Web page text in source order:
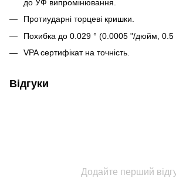
до УФ випромінювання.
Протиударні торцеві кришки.
Похибка до 0.029 ° (0.0005 "/дюйм,
VPA сертифікат на точність.
Відгуки
Додайте перший